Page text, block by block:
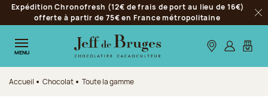
Aller à la navigation
Aller au contenu principal
Aller au pied de page
Expédition Chronofresh (12€ de frais de port au lieu de 16€)
offerte à partir de 75€ en France métropolitaine
MENU Nos boutiques
S’identifier
Mon
Accueil Chocolat Toute la gamme